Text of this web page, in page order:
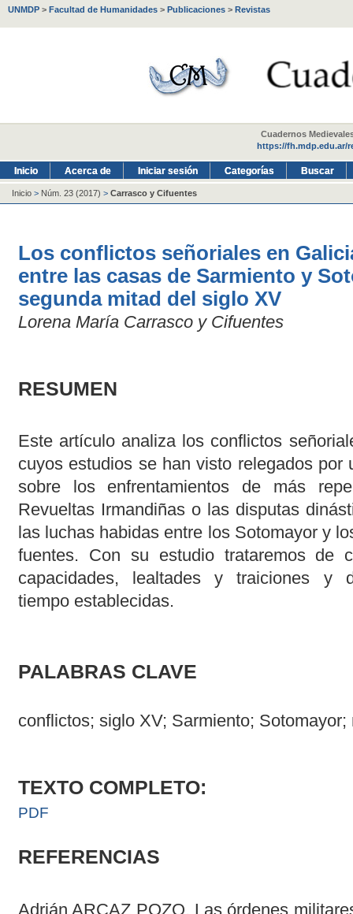
UNMDP > Facultad de Humanidades > Publicaciones > Revistas
Cuadernos
https://fh.mdp.edu.ar/
Inicio Acerca de Iniciar sesión Categorías Buscar
Inicio > Núm. 23 (2017) > Carrasco y Cifuentes
Los conflictos señoriales en
entre las casas de Sarmiento y
segunda mitad del siglo XV
Lorena María Carrasco y Cifuentes
RESUMEN
Este artículo analiza los conflictos
cuyos estudios se han visto relegados por
sobre los enfrentamientos de más
Revueltas Irmandiñas o las disputas
las luchas habidas entre los Sotomayor y
fuentes. Con su estudio trataremos de
capacidades, lealtades y traiciones y
tiempo establecidas.
PALABRAS CLAVE
conflictos; siglo XV; Sarmiento; Sotomayor;
TEXTO COMPLETO:
PDF
REFERENCIAS
Adrián ARCAZ POZO, Las órdenes